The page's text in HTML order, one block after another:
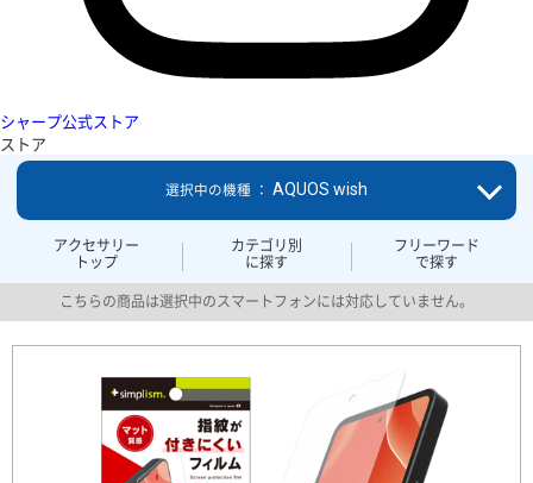
シャープ公式ストア
ストア
アクセサリー
トップ
カテゴリ別
に探す
フリーワード
で探す
選択中の機種 ： AQUOS wish
こちらの商品は選択中のスマートフォンには対応していません。